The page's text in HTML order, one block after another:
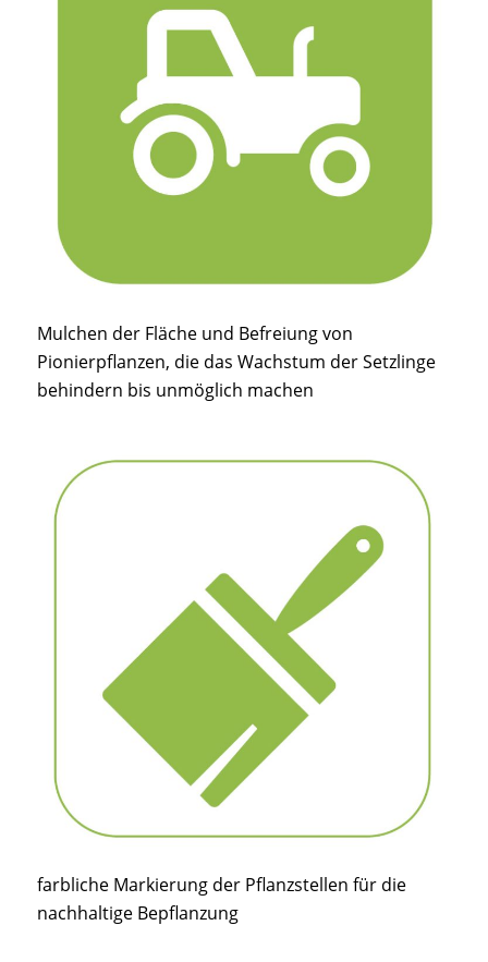
Mulchen der Fläche und Befreiung von
Pionierpflanzen, die das Wachstum der Setzlinge
behindern bis unmöglich machen
farbliche Markierung der Pflanzstellen für die
nachhaltige Bepflanzung